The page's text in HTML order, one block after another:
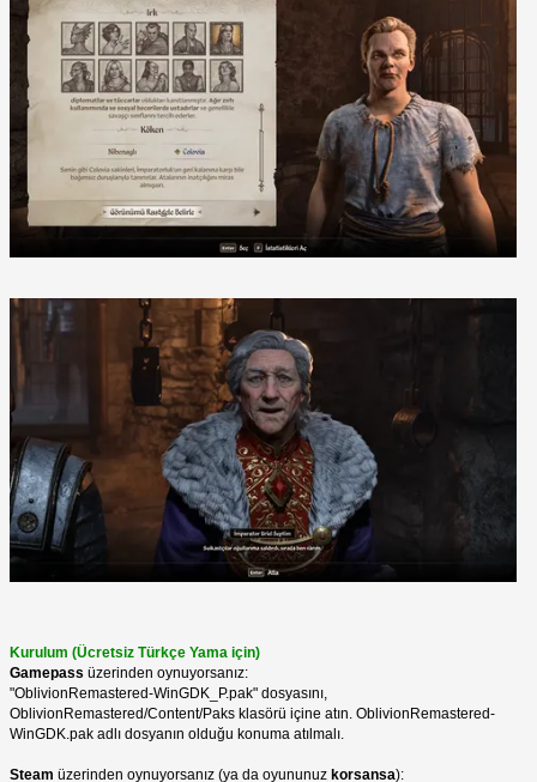
Kurulum (Ücretsiz Türkçe Yama için)
Gamepass üzerinden oynuyorsanız:
"OblivionRemastered-WinGDK_P.pak" dosyasını,
OblivionRemastered/Content/Paks klasörü içine atın. OblivionRemastered-
WinGDK.pak adlı dosyanın olduğu konuma atılmalı.
Steam üzerinden oynuyorsanız (ya da oyununuz korsansa):